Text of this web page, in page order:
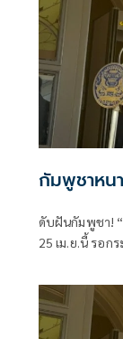
กัมพูชาหน
ดับฝันกัมพูชา!
25 เม.ย.นี้ รอก
มือไทยเข้าถึงห
ต้องเป็นฉันทามติ